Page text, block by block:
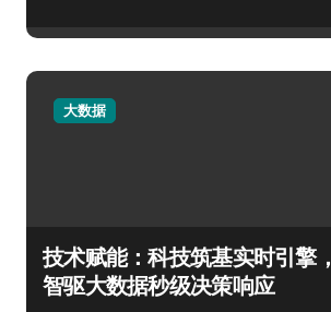
大数据
技术赋能：科技筑基实时引擎，
智驱大数据秒级决策响应